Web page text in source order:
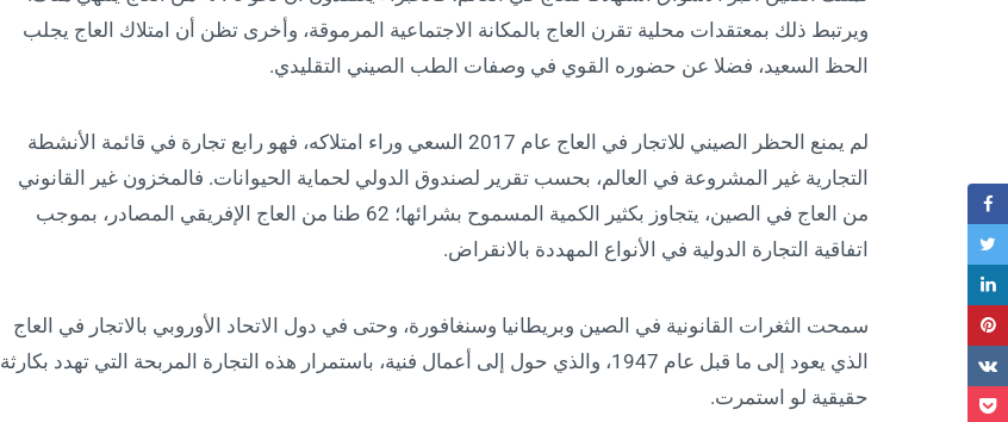
ويرتبط ذلك بمعتقدات محلية تقرن العاج بالمكانة الاجتماعية المرموقة، وأخرى تظن أن امتلاك العاج يجلب
الحظ السعيد، فضلا عن حضوره القوي في وصفات الطب الصيني التقليدي.
لم يمنع الحظر الصيني للاتجار في العاج عام 2017 السعي وراء امتلاكه، فهو رابع تجارة في قائمة الأنشطة
التجارية غير المشروعة في العالم، بحسب تقرير لصندوق الدولي لحماية الحيوانات. فالمخزون غير القانوني
من العاج في الصين، يتجاوز بكثير الكمية المسموح بشرائها؛ 62 طنا من العاج الإفريقي المصادر، بموجب
اتفاقية التجارة الدولية في الأنواع المهددة بالانقراض.
سمحت الثغرات القانونية في الصين وبريطانيا وسنغافورة، وحتى في دول الاتحاد الأوروبي بالاتجار في العاج
الذي يعود إلى ما قبل عام 1947، والذي حول إلى أعمال فنية، باستمرار هذه التجارة المربحة التي تهدد بكارثة
حقيقية لو استمرت.